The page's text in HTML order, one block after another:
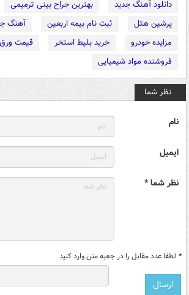
دانلود آهنگ جدید
بهترین جراح بینی ترمیمی
پرشین هتل
ثبت نام بیمه اربعین
آهنگ
مزایده خودرو
خرید بلیط استخر
قیمت
فروشنده مواد شیمیایی
نظر شما
نام
ایمیل
نظر شما *
* لطفا عدد مقابل را در جعبه متن وارد کنید